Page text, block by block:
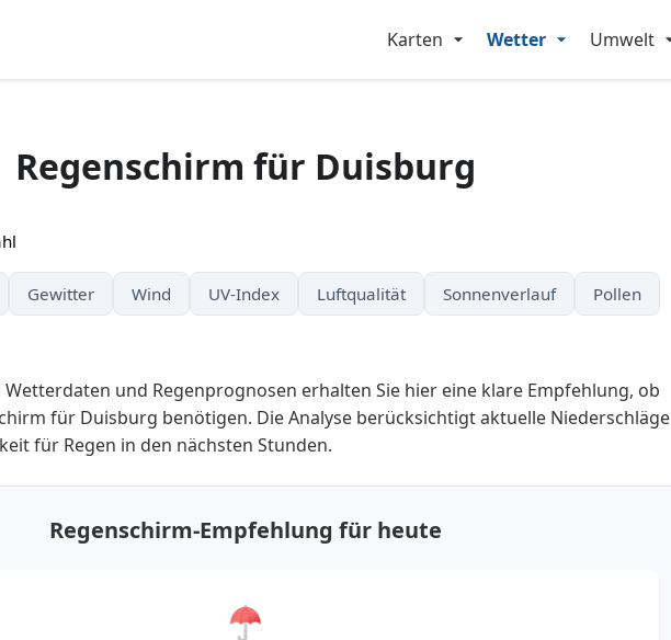
Karten Wetter Umwelt
Regenschirm für Duisburg
Gewitter Wind UV-Index Luftqualität Sonnenverlauf Pollen
und Regenprognosen erhalten Sie hier eine klare Empfehlung, ob
für Duisburg benötigen. Die Analyse berücksichtigt aktuelle Niederschläge
für Regen in den nächsten Stunden.
Regenschirm-Empfehlung für heute